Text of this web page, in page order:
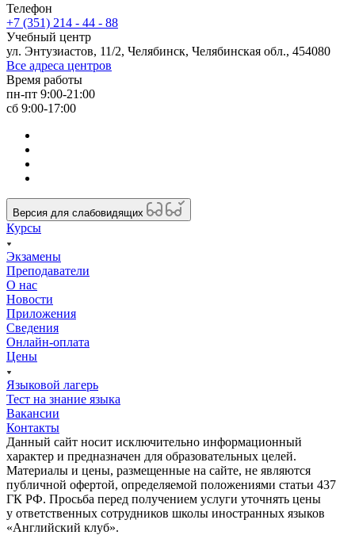
Телефон
+7 (351) 214 - 44 - 88
Учебный центр
ул. Энтузиастов, 11/2, Челябинск, Челябинская обл., 454080
Все адреса центров
Время работы
пн-пт 9:00-21:00
сб 9:00-17:00
Версия для слабовидящих
Курсы
Экзамены
Преподаватели
О нас
Новости
Приложения
Сведения
Онлайн-оплата
Цены
Языковой лагерь
Тест на знание языка
Вакансии
Контакты
Данный сайт носит исключительно информационный
характер и предназначен для образовательных целей.
Материалы и цены, размещенные на сайте, не являются
публичной офертой, определяемой положениями статьи 437
ГК РФ. Просьба перед получением услуги уточнять цены
у ответственных сотрудников школы иностранных языков
«Английский клуб».